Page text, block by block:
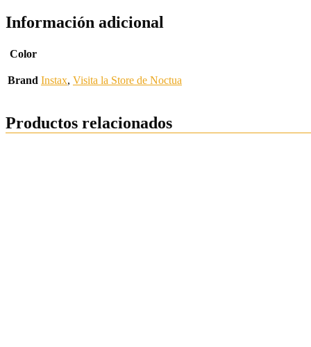
Información adicional
Color
Brand Instax, Visita la Store de Noctua
Productos relacionados